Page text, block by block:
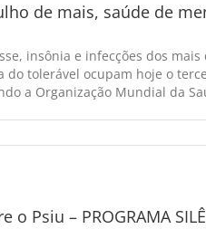
de mais, saúde de
insônia e infecções dos
do tolerável ocupam hoje o
a Organização Mundial da
o Psiu – PROGRAMA